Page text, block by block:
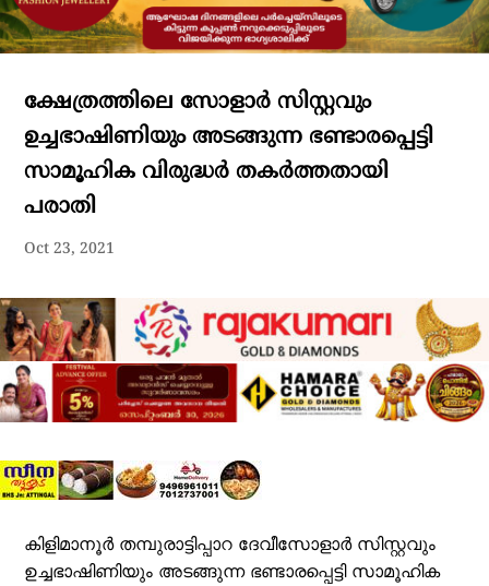
ക്ഷേത്രത്തിലെ സോളാർ സിസ്റ്റവും
ഉച്ചഭാഷിണിയും അടങ്ങുന്ന ഭണ്ടാരപ്പെട്ടി
സാമൂഹിക വിരുദ്ധർ തകർത്തതായി
പരാതി
Oct 23, 2021
കിളിമാനൂർ തമ്പുരാട്ടിപ്പാറ ദേവീസോളാർ സിസ്റ്റവും
ഉച്ചഭാഷിണിയും അടങ്ങുന്ന ഭണ്ടാരപ്പെട്ടി സാമൂഹിക